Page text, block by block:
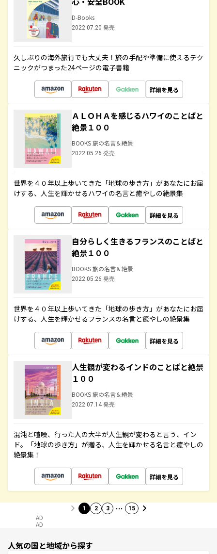
D-Books
2022.07.20 発売
久しぶりの海外旅行でも大丈夫！旅の手配や準備に使えるテク
ニックがつまった24ページの電子書籍
詳細を見る
ＡＬＯＨＡを感じるハワイのことばと
絶景１００
BOOKS 旅の名言＆絶景
2022.05.26 発売
世界を４０年以上歩いてきた「地球の歩き方」があなたにお届
けする、人生を輝かせるハワイの名言と癒やしの絶景集
詳細を見る
自分らしく生きるフランスのことばと
絶景１００
BOOKS 旅の名言＆絶景
2022.05.26 発売
世界を４０年以上歩いてきた「地球の歩き方」があなたにお届
けする、人生を輝かせるフランスの名言と癒やしの絶景集
詳細を見る
人生観が変わるインドのことばと絶景
１００
BOOKS 旅の名言＆絶景
2022.07.14 発売
混沌と喧噪、行った人の大半が人生観が変わると言う、イン
ド。「地球の歩き方」が贈る、人生を輝かせる名言と癒やしの
絶景集！
詳細を見る
1 2 3 … 15
AD
AD
人気の国と地域から探す